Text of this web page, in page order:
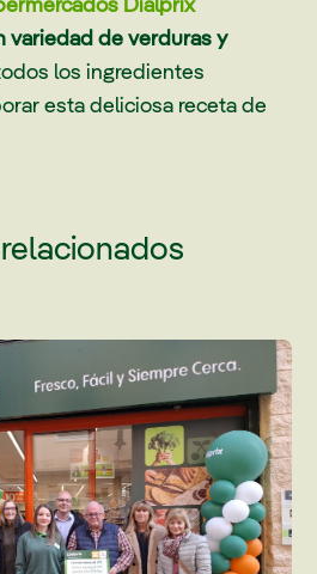
variedad de verduras y
los ingredientes
esta deliciosa receta de